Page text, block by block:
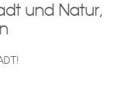
und Natur,